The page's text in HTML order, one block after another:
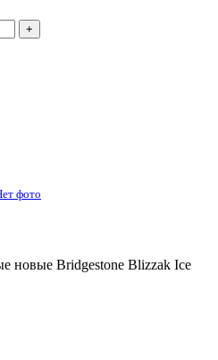
+
фото
Bridgestone Blizzak Ice